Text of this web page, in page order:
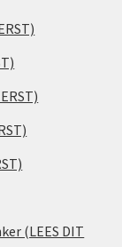
(LEES DIT